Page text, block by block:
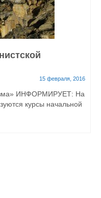
15 февраля, 2016
ИНФОРМИРУЕТ: На
курсы начальной